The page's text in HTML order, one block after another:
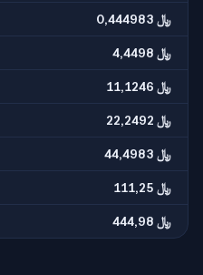
0,444983 ﷼
4,4498 ﷼
11,1246 ﷼
22,2492 ﷼
44,4983 ﷼
111,25 ﷼
444,98 ﷼